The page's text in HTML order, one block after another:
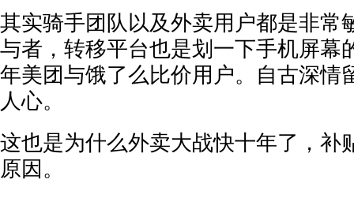
其实骑手团队以及外卖用户都是非常
与者，转移平台也是划一下手机屏幕
年美团与饿了么比价用户。自古深情
人心。
这也是为什么外卖大战快十年了，补
原因。